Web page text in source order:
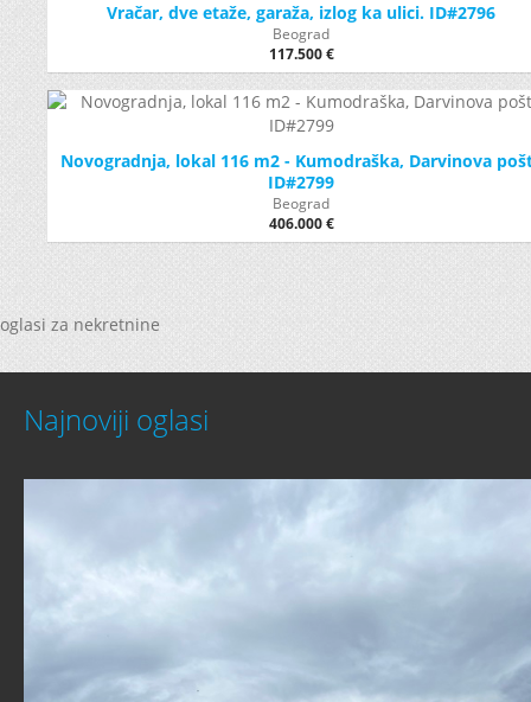
Vračar, dve etaže, garaža, izlog ka ulici. ID#2796
Beograd
117.500 €
Novogradnja, lokal 116 m2 - Kumodraška, Darvinova
ID#2799
Beograd
406.000 €
oglasi za nekretnine
Najnoviji oglasi